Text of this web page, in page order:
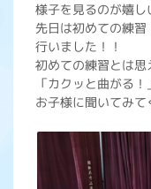
様子を見るのが嬉し
先日は初めての練
行いました！！
初めての練習とは
「カクッと曲がる！
お子様に聞いてみて